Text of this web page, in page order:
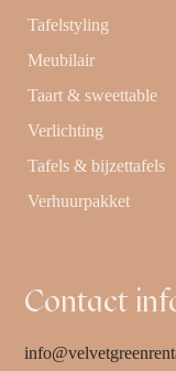
Tafelstyling
Meubilair
Taart & sweettable
Verlichting
Tafels & bijzettafels
Verhuurpakket
Contact